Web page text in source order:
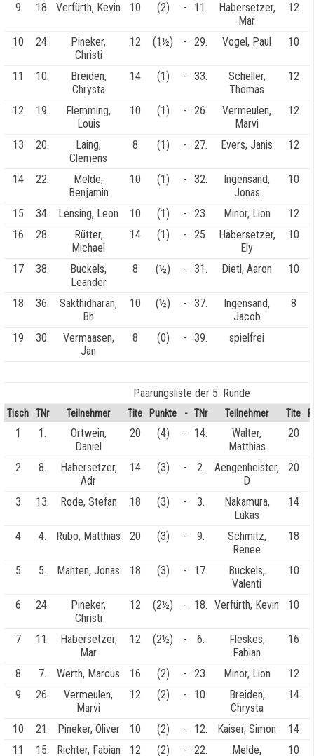
9 18. Verfürth, Kevin 10 (2) - 11.
Habersetzer,
Mar
12
10 24.
Pineker,
Christi
12 (1½) - 29. Vogel, Paul 10
11 10.
Breiden,
Chrysta
14 (1) - 33.
Scheller,
Thomas
12
12 19.
Flemming,
Louis
10 (1) - 26.
Vermeulen,
Marvi
12
13 20.
Laing,
Clemens
8 (1) - 27. Evers, Janis 12
14 22.
Melde,
Benjamin
10 (1) - 32.
Ingensand,
Jonas
10
15 34. Lensing, Leon 10 (1) - 23. Minor, Lion
12
16
28.
Rütter,
Michael
14 (1) - 25.
Habersetzer,
Ely
10
17 38.
Buckels,
Leander
8 (½) - 31. Dietl, Aaron 10
18 36.
Sakthidharan,
Bh
10 (½) - 37.
Ingensand,
Jacob
8
19 30.
Vermaasen,
Jan
8 (0) - 39. spielfrei
Paarungsliste der 5. Runde
Tisch TNr Teilnehmer Tite Punkte - TNr Teilnehmer Tite
1 1.
Ortwein,
Daniel
20 (4) - 14.
Walter,
Matthias
20
2 8.
Habersetzer,
Adr
14 (3) - 2.
Aengenheister,
D
20
3 13. Rode, Stefan 18 (3) - 3.
Nakamura,
Lukas
14
4 4. Rübo, Matthias 20 (3) - 9.
Schmitz,
Renee
18
5 5. Manten, Jonas 18 (3) - 17.
Buckels,
Valenti
10
6 24.
Pineker,
Christi
12 (2½) - 18. Verfürth, Kevin 10
7 11.
Habersetzer,
Mar
12 (2½) - 6.
Fleskes,
Fabian
16
8 7. Werth, Marcus 16 (2) - 23. Minor, Lion
12
9
26.
Vermeulen,
Marvi
12 (2) - 10.
Breiden,
Chrysta
14
10 21. Pineker, Oliver 10 (2) - 12. Kaiser, Simon
14
11
15. Richter, Fabian 12 (2) - 22. Melde, 10